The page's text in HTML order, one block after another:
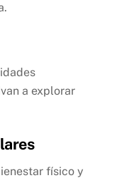
a explorar
físico y